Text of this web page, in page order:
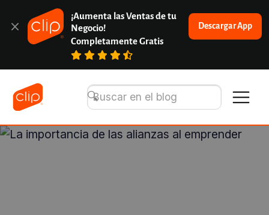
¡Aumenta las Ventas de tu
Negocio!
Completamente Gratis
Descargar App